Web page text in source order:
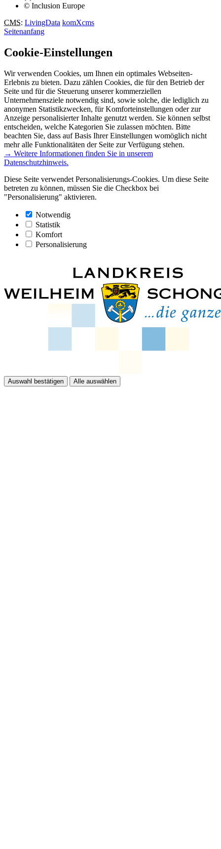
© Inclusion Europe
CMS: LivingData komXcms
Seitenanfang
Cookie-Einstellungen
Wir verwenden Cookies, um Ihnen ein optimales Webseiten-
Erlebnis zu bieten. Dazu zählen Cookies, die für den Betrieb der
Seite und für die Steuerung unserer kommerziellen
Unternehmensziele notwendig sind, sowie solche, die lediglich zu
anonymen Statistikzwecken, für Komforteinstellungen oder zur
Anzeige personalisierter Inhalte genutzt werden. Sie können selbst
entscheiden, welche Kategorien Sie zulassen möchten. Bitte
beachten Sie, dass auf Basis Ihrer Einstellungen womöglich nicht
mehr alle Funktionalitäten der Seite zur Verfügung stehen.
→ Weitere Informationen finden Sie in unserem
Datenschutzhinweis.
Diese Seite verwendet Personalisierungs-Cookies. Um diese Seite
betreten zu können, müssen Sie die Checkbox bei
"Personalisierung" aktivieren.
Notwendig
Statistik
Komfort
Personalisierung
Auswahl bestätigen Alle auswählen